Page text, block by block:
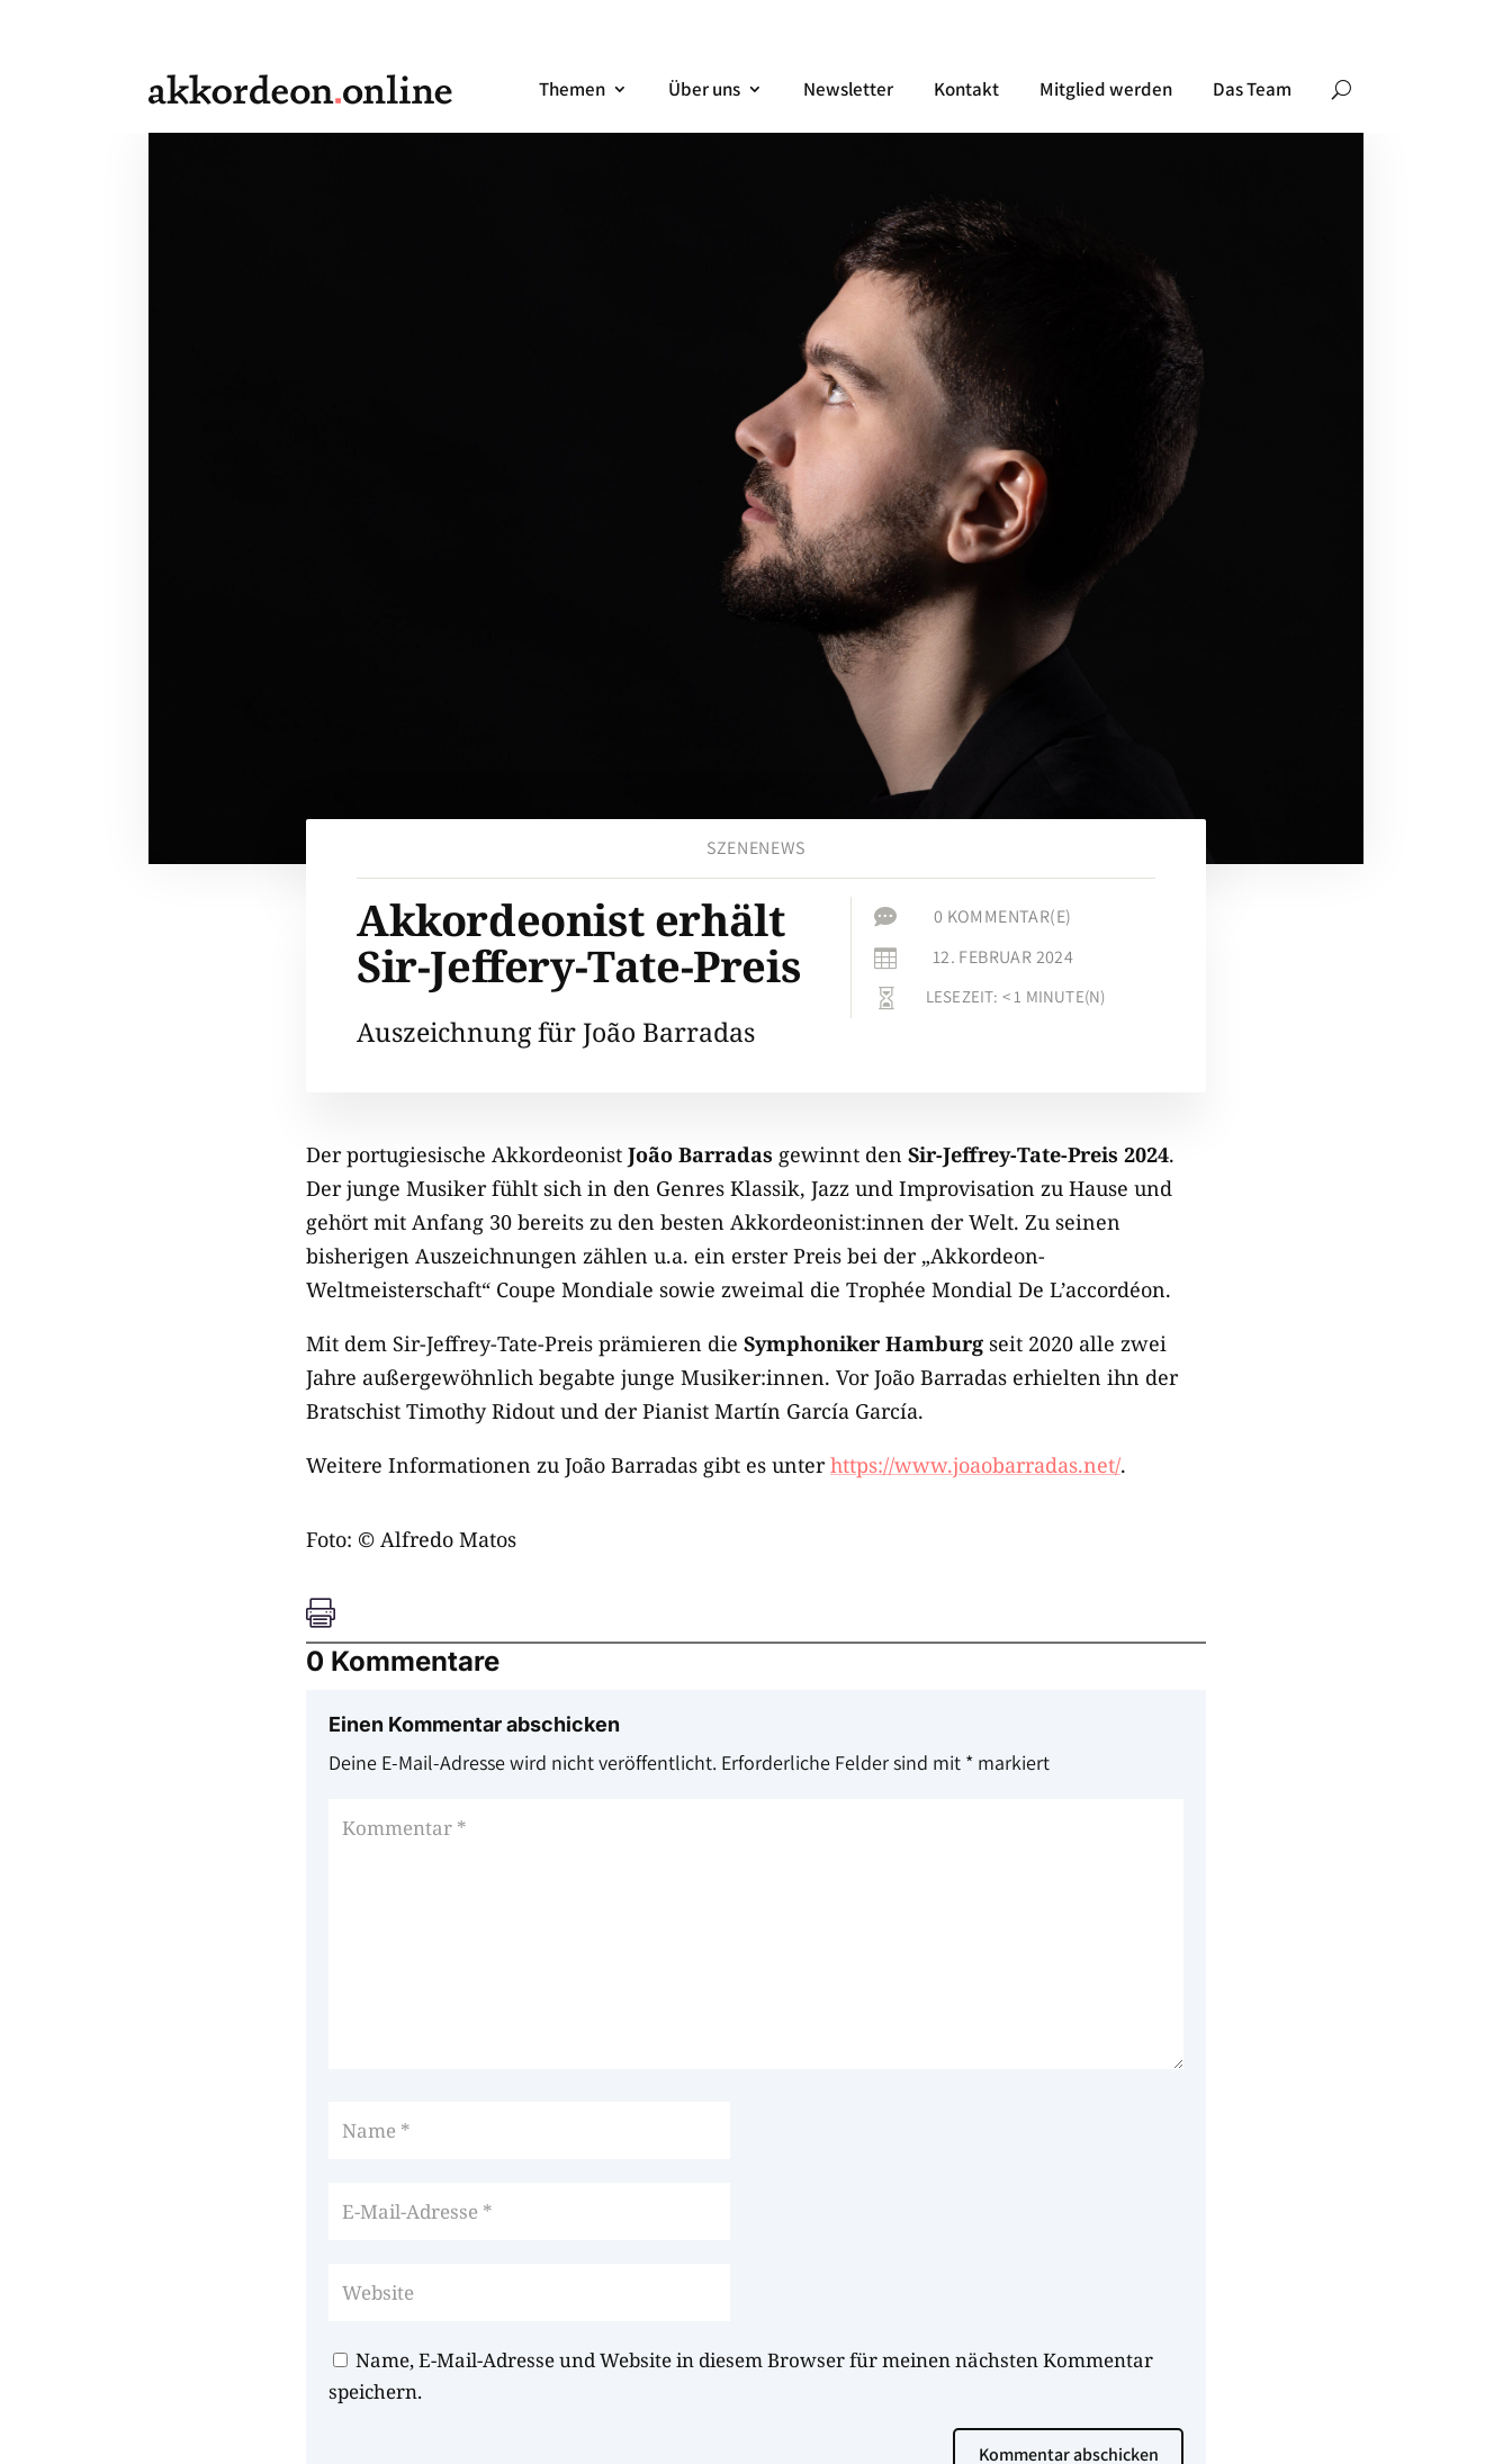
Themen Über uns Newsletter Kontakt Mitglied werden Das Team
SZENENEWS
Akkordeonist erhält
Sir-Jeffery-Tate-Preis
Auszeichnung für João Barradas
 0 KOMMENTAR(E)
 12. FEBRUAR 2024
 LESEZEIT: < 1 MINUTE(N)
Der portugiesische Akkordeonist João Barradas gewinnt den Sir-Jeffrey-Tate-Preis 2024.
Der junge Musiker fühlt sich in den Genres Klassik, Jazz und Improvisation zu Hause und
gehört mit Anfang 30 bereits zu den besten Akkordeonist:innen der Welt. Zu seinen
bisherigen Auszeichnungen zählen u.a. ein erster Preis bei der „Akkordeon-
Weltmeisterschaft“ Coupe Mondiale sowie zweimal die Trophée Mondial De L’accordéon.
Mit dem Sir-Jeffrey-Tate-Preis prämieren die Symphoniker Hamburg seit 2020 alle zwei
Jahre außergewöhnlich begabte junge Musiker:innen. Vor João Barradas erhielten ihn der
Bratschist Timothy Ridout und der Pianist Martín García García.
Weitere Informationen zu João Barradas gibt es unterhttps://www.joaobarradas.net/.
Foto: © Alfredo Matos

0 Kommentare
Einen Kommentar abschicken
Deine E-Mail-Adresse wird nicht veröffentlicht. Erforderliche Felder sind mit * markiert
Name, E-Mail-Adresse und Website in diesem Browser für meinen nächsten Kommentar
speichern.
Kommentar abschicken